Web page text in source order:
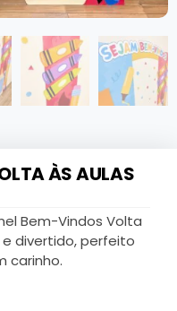
ÀS AULAS
Bem-Vindos Volta
e divertido, perfeito
carinho.